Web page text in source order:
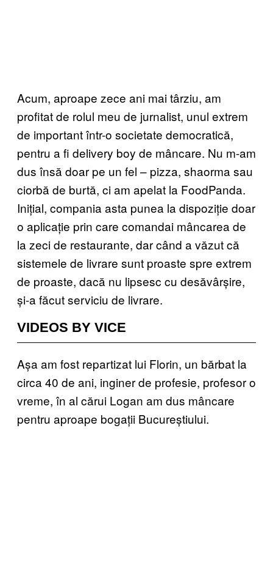
Acum, aproape zece ani mai târziu, am
profitat de rolul meu de jurnalist, unul extrem
de important într-o societate democratică,
pentru a fi delivery boy de mâncare. Nu m-am
dus însă doar pe un fel – pizza, shaorma sau
ciorbă de burtă, ci am apelat la FoodPanda.
Inițial, compania asta punea la dispoziție doar
o aplicație prin care comandai mâncarea de
la zeci de restaurante, dar când a văzut că
sistemele de livrare sunt proaste spre extrem
de proaste, dacă nu lipsesc cu desăvârșire,
și-a făcut serviciu de livrare.
VIDEOS BY VICE
Așa am fost repartizat lui Florin, un bărbat la
circa 40 de ani, inginer de profesie, profesor o
vreme, în al cărui Logan am dus mâncare
pentru aproape bogații Bucureștiului.